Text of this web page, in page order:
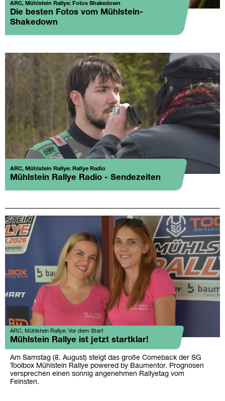
ARC, Mühlstein Rallye: Fotos Shakedown
Die besten Fotos vom Mühlstein-
Shakedown
ARC, Mühlstein Rallye: Rallye Radio
Mühlstein Rallye Radio - Sendezeiten
ARC, Mühlstein Rallye: Vor dem Start
Mühlstein Rallye ist jetzt startklar!
Am Samstag (8. August) steigt das große Comeback der SG
Toolbox Mühlstein Rallye powered by Baumentor. Prognosen
versprechen einen sonnig angenehmen Rallyetag vom
Feinsten.